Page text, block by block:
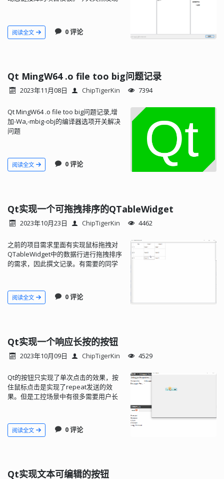
学。
阅读全文 0 评论
Qt MingW64 .o file too big问题记录
2023年11月08日 ChipTigerKin 7394
Qt MingW64 .o file too big问题记录,增
加-Wa,-mbig-obj的编译器选项开关解决
问题
阅读全文 0 评论
Qt实现一个可拖拽排序的QTableWidget
2023年10月23日 ChipTigerKin 4462
之前的项目需求里面有实现鼠标拖拽对
QTableWidget中的数据行进行拖拽排序
的需求，因此撰文记录。有需要的同学
阅读全文 0 评论
Qt实现一个响应长按的按钮
2023年10月09日 ChipTigerKin 4529
Qt的按钮只实现了单次点击的效果，按
住鼠标点击是实现了repeat发送的效
果。但是工控场景中有很多需要用户长
阅读全文 0 评论
Qt实现文本可编辑的按钮